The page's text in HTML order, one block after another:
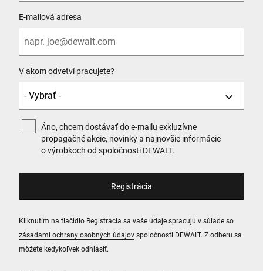
E-mailová adresa
V akom odvetví pracujete?
Áno, chcem dostávať do e-mailu exkluzívne
propagačné akcie, novinky a najnovšie informácie
o výrobkoch od spoločnosti DEWALT.
Kliknutím na tlačidlo Registrácia sa vaše údaje spracujú v súlade so
zásadami ochrany osobných údajov spoločnosti DEWALT. Z odberu sa
môžete kedykoľvek odhlásiť.